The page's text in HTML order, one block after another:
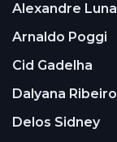
Alexandre Luna
Arnaldo Poggi
Cid Gadelha
Dalyana Ribeiro
Delos Sidney